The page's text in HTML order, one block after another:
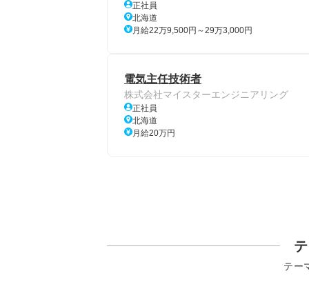
正社員
北海道
月給22万9,500円～29万3,000円
電気主任技術者
株式会社マイスターエンジニアリング
正社員
北海道
月給20万円
テー